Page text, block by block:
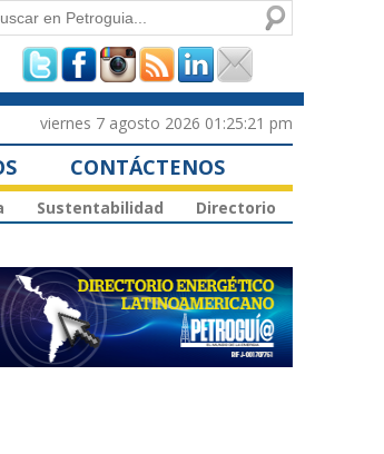
Formulario de
búsqueda
viernes 7 agosto 2026 01:25:21 pm
CONTÁCTENOS
Sustentabilidad Directorio